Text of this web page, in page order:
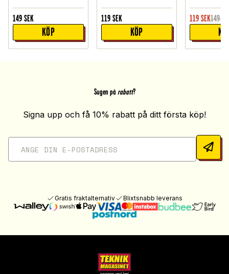
149 SEK
KÖP
119 SEK
KÖP
119 SEK149
Sugen på rabatt?
Signa upp och få 10% rabatt på ditt första köp!
Gratis fraktalternativ Blixtsnabb leverans